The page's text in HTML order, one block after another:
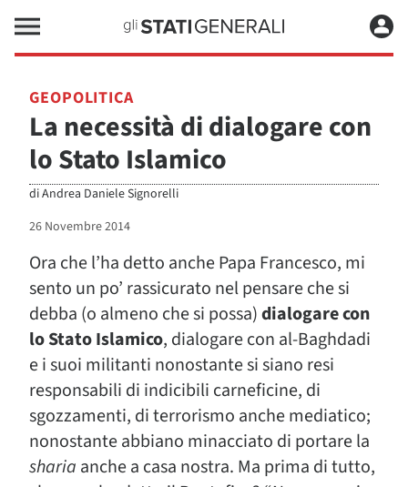
GEOPOLITICA
La necessità di dialogare con
lo Stato Islamico
diAndrea Daniele Signorelli
26 Novembre 2014
Ora che l’ha detto anche Papa Francesco, mi
sento un po’ rassicurato nel pensare che si
debba (o almeno che si possa)dialogare con
lo Stato Islamico, dialogare con al-Baghdadi
e i suoi militanti nonostante si siano resi
responsabili di indicibili carneficine, di
sgozzamenti, di terrorismo anche mediatico;
nonostante abbiano minacciato di portare la
sharia anche a casa nostra. Ma prima di tutto,